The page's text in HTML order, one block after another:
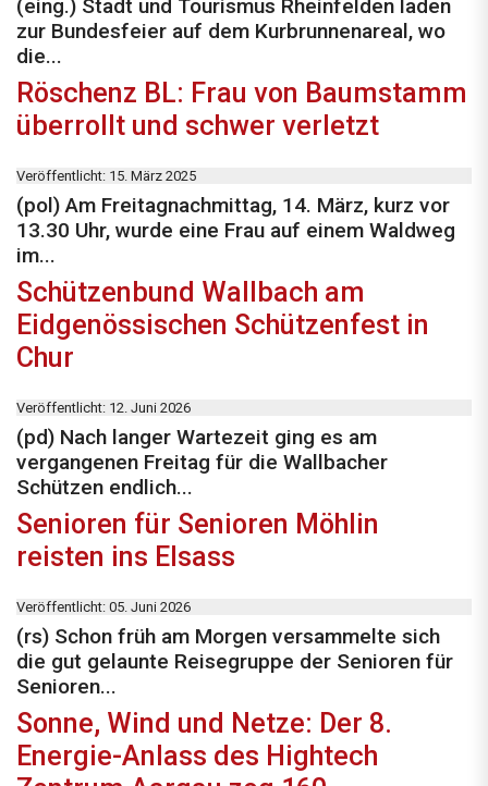
(eing.) Stadt und Tourismus Rheinfelden laden
zur Bundesfeier auf dem Kurbrunnenareal, wo
die...
Röschenz BL: Frau von Baumstamm
überrollt und schwer verletzt
Veröffentlicht: 15. März 2025
(pol) Am Freitagnachmittag, 14. März, kurz vor
13.30 Uhr, wurde eine Frau auf einem Waldweg
im...
Schützenbund Wallbach am
Eidgenössischen Schützenfest in
Chur
Veröffentlicht: 12. Juni 2026
(pd) Nach langer Wartezeit ging es am
vergangenen Freitag für die Wallbacher
Schützen endlich...
Senioren für Senioren Möhlin
reisten ins Elsass
Veröffentlicht: 05. Juni 2026
(rs) Schon früh am Morgen versammelte sich
die gut gelaunte Reisegruppe der Senioren für
Senioren...
Sonne, Wind und Netze: Der 8.
Energie-Anlass des Hightech